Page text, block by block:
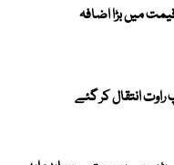
میں بڑا اضافہ
راوت انتقال کر گئے